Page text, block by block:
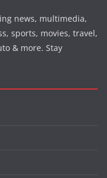
news, multimedia,
sports, movies, travel,
& more. Stay